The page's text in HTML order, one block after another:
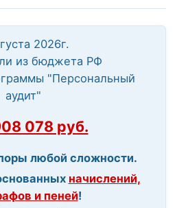
2026г.
из бюджета РФ
"Персональный
аудит"
078 руб.
любой сложности.
начислений,
и пеней!